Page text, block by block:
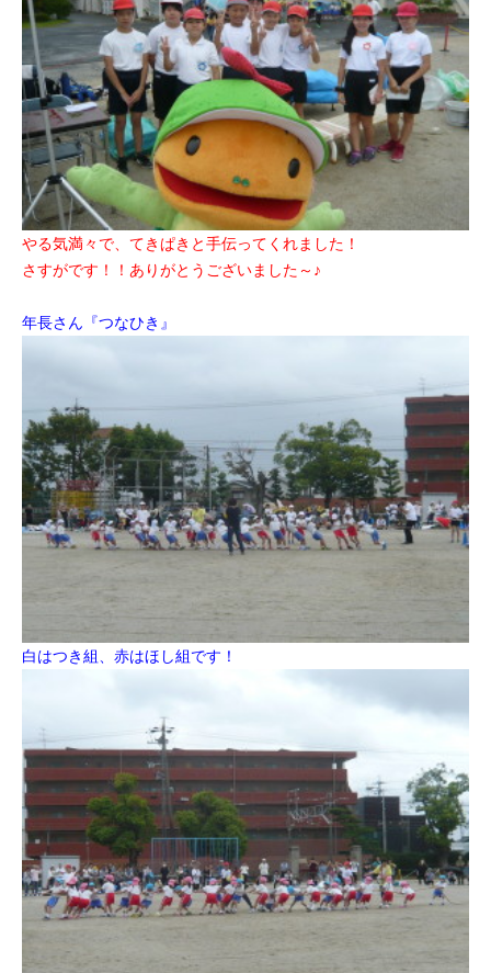
やる気満々で、てきぱきと手伝ってくれました！
さすがです！！ありがとうございました～♪
年長さん『つなひき』
白はつき組、赤はほし組です！